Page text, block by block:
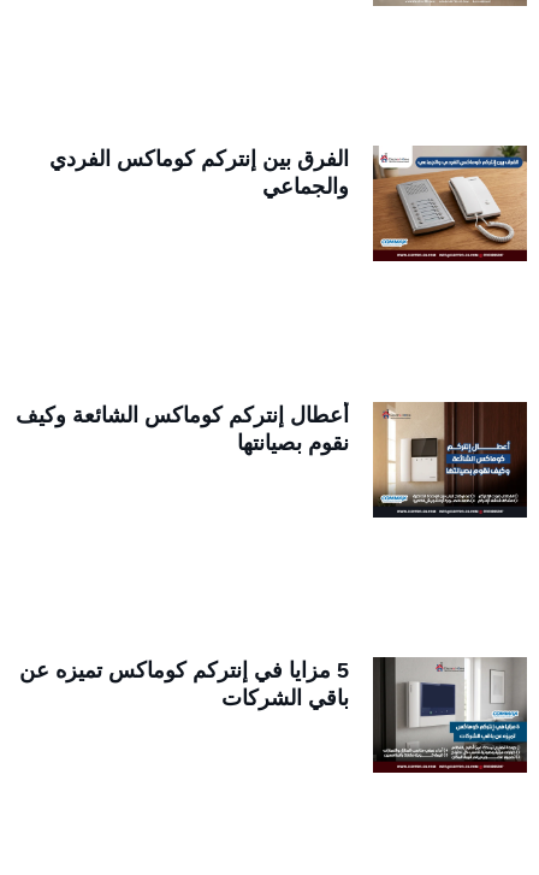
الفرق بين إنتركم كوماكس الفردي
والجماعي
أعطال إنتركم كوماكس الشائعة وكيف
نقوم بصيانتها
5 مزايا في إنتركم كوماكس تميزه عن
باقي الشركات